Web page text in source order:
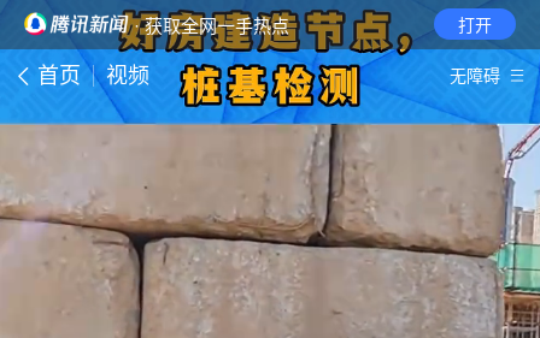
· 获取全网一手热点 打开
首页 视频 无障碍